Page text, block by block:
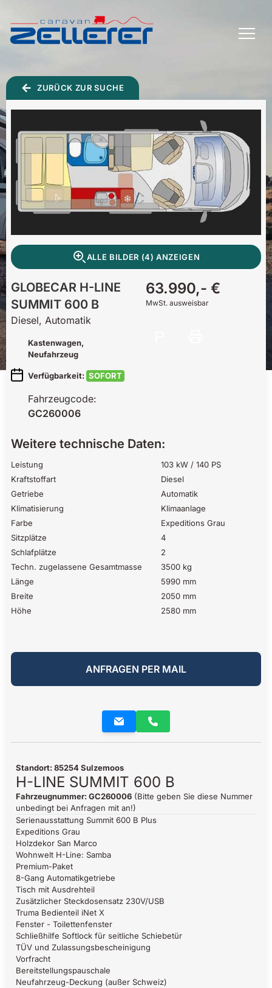
TOGGLE
MENU
ZURÜCK ZUR SUCHE
ALLE BILDER (4) ANZEIGEN
GLOBECAR H-LINE
SUMMIT 600 B
Diesel, Automatik
Kastenwagen,
Neufahrzeug
Verfügbarkeit: SOFORT
Fahrzeugcode:
GC260006
63.990,- €
MwSt. ausweisbar
Weitere technische Daten:
Leistung
103 kW / 140 PS
Kraftstoffart
Diesel
Getriebe
Automatik
Klimatisierung
Klimaanlage
Farbe
Expeditions Grau
Sitzplätze
4
Schlafplätze
2
Techn. zugelassene Gesamtmasse
3500 kg
Länge
5990 mm
Breite
2050 mm
Höhe
2580 mm
ANFRAGEN PER MAIL
Standort: 85254 Sulzemoos
H-LINE SUMMIT 600 B
Fahrzeugnummer: GC260006 (Bitte geben Sie diese Nummer
unbedingt bei Anfragen mit an!)
Serienausstattung Summit 600 B Plus
Expeditions Grau
Holzdekor San Marco
Wohnwelt H-Line: Samba
Premium-Paket
8-Gang Automatikgetriebe
Tisch mit Ausdrehteil
Zusätzlicher Steckdosensatz 230V/USB
Truma Bedienteil iNet X
Fenster - Toilettenfenster
Schließhilfe Softlock für seitliche Schiebetür
TÜV und Zulassungsbescheinigung
Vorfracht
Bereitstellungspauschale
Neufahrzeug-Deckung (außer Schweiz)